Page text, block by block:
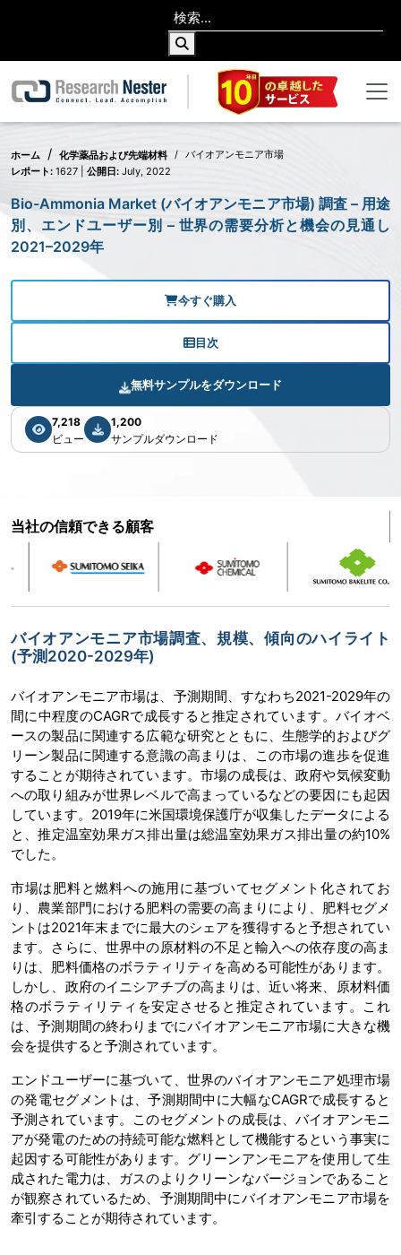
ホーム 化学薬品および先端材料
バイオアンモニア市場
レポート: 1627 | 公開日: July, 2022
Bio-Ammonia Market (バイオアンモニア市場) 調査 – 用途
別、エンドユーザー別 – 世界の需要分析と機会の見通し
2021–2029年
今すぐ購入
目次
無料サンプルをダウンロード
7,218
ビュー
1,200
サンプルダウンロード
当社の信頼できる顧客
バイオアンモニア市場調査、規模、傾向のハイライト
(予測2020-2029年)
バイオアンモニア市場は、予測期間、すなわち2021-2029年の
間に中程度のCAGRで成長すると推定されています。バイオベ
ースの製品に関連する広範な研究とともに、生態学的およびグ
リーン製品に関連する意識の高まりは、この市場の進歩を促進
することが期待されています。市場の成長は、政府や気候変動
への取り組みが世界レベルで高まっているなどの要因にも起因
しています。2019年に米国環境保護庁が収集したデータによる
と、推定温室効果ガス排出量は総温室効果ガス排出量の約10%
でした。
市場は肥料と燃料への施用に基づいてセグメント化されてお
り、農業部門における肥料の需要の高まりにより、肥料セグメ
ントは2021年末までに最大のシェアを獲得すると予想されてい
ます。さらに、世界中の原材料の不足と輸入への依存度の高ま
りは、肥料価格のボラティリティを高める可能性があります。
しかし、政府のイニシアチブの高まりは、近い将来、原材料価
格のボラティリティを安定させると推定されています。これ
は、予測期間の終わりまでにバイオアンモニア市場に大きな機
会を提供すると予測されています。
エンドユーザーに基づいて、世界のバイオアンモニア処理市場
の発電セグメントは、予測期間中に大幅なCAGRで成長すると
予測されています。このセグメントの成長は、バイオアンモニ
アが発電のための持続可能な燃料として機能するという事実に
起因する可能性があります。グリーンアンモニアを使用して生
成された電力は、ガスのよりクリーンなバージョンであること
が観察されているため、予測期間中にバイオアンモニア市場を
牽引することが期待されています。